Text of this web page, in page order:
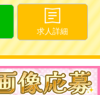
求人詳細